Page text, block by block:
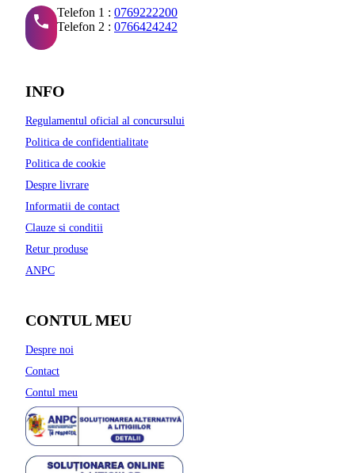
Telefon 1 : 0769222200
Telefon 2 : 0766424242
INFO
Regulamentul oficial al concursului
Politica de confidentialitate
Politica de cookie
Despre livrare
Informatii de contact
Clauze si conditii
Retur produse
ANPC
CONTUL MEU
Despre noi
Contact
Contul meu